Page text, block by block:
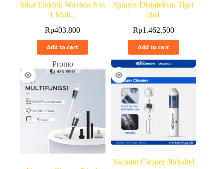
Sikat Elektrik Wireless 8 in
1 Mult...
Rp403.800
Add to cart
Sprayer Disinfektan Tiger
2in1
Rp1.462.500
Add to cart
Promo
Vacuum Cleaner Nirkabel